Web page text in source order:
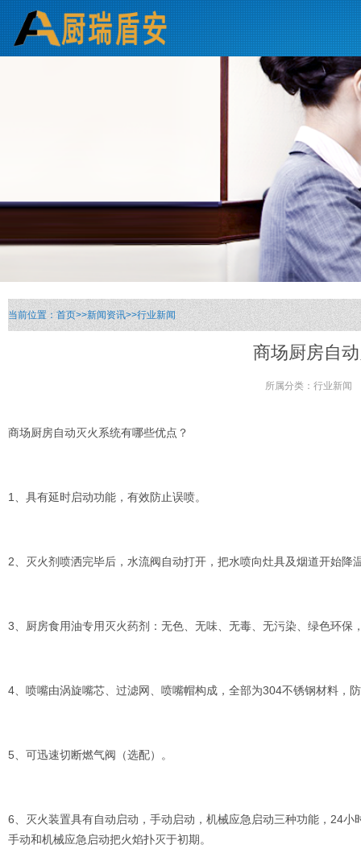
当前位置：首页>>新闻资讯>>行业新闻
商场厨房自
所属分类： 行业新闻
商场厨房自动灭火系统有哪些优点？
1、具有延时启动功能，有效防止误喷。
2、灭火剂喷洒完毕后，水流阀自动打开，把水喷向灶具及烟道开始降
3、厨房食用油专用灭火药剂：无色、无味、无毒、无污染、绿色环保
4、喷嘴由涡旋嘴芯、过滤网、喷嘴帽构成，全部为304不锈钢材料，
5、可迅速切断燃气阀（选配）。
6、灭火装置具有自动启动，手动启动，机械应急启动三种功能，24
手动和机械应急启动把火焰扑灭于初期。